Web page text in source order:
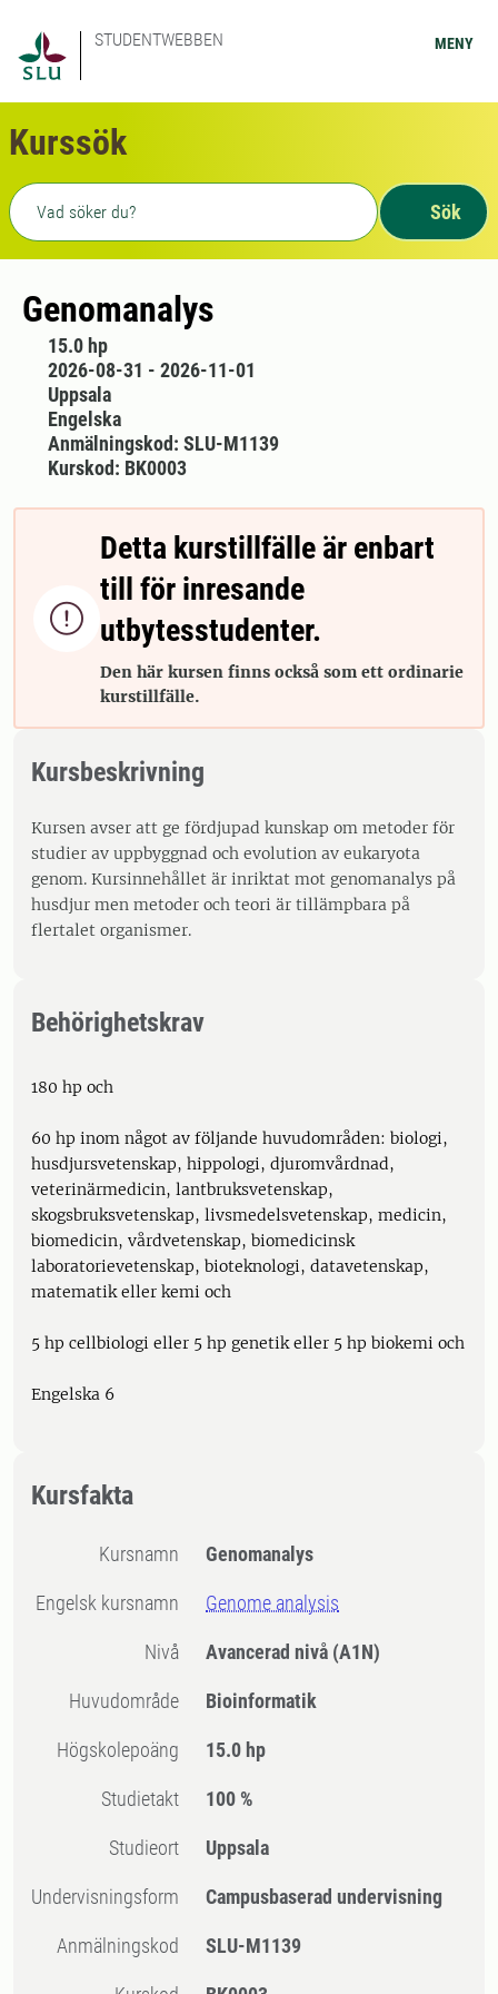
STUDENTWEBBEN MENY
Kurssök
Fritext sökning
Sök
Genomanalys
15.0 hp
2026-08-31 - 2026-11-01
Uppsala
Engelska
Anmälningskod: SLU-M1139
Kurskod: BK0003

Detta kurstillfälle är enbart
till för inresande
utbytesstudenter.
Den här kursen finns också som ett ordinarie
kurstillfälle.
Kursbeskrivning
Kursen avser att ge fördjupad kunskap om metoder för
studier av uppbyggnad och evolution av eukaryota
genom. Kursinnehållet är inriktat mot genomanalys på
husdjur men metoder och teori är tillämpbara på
flertalet organismer.
Behörighetskrav
180 hp och
60 hp inom något av följande huvudområden: biologi,
husdjursvetenskap, hippologi, djuromvårdnad,
veterinärmedicin, lantbruksvetenskap,
skogsbruksvetenskap, livsmedelsvetenskap, medicin,
biomedicin, vårdvetenskap, biomedicinsk
laboratorievetenskap, bioteknologi, datavetenskap,
matematik eller kemi och
5 hp cellbiologi eller 5 hp genetik eller 5 hp biokemi och
Engelska 6
Kursfakta
Kursnamn Genomanalys
Engelsk kursnamn Genome analysis
Nivå Avancerad nivå (A1N)
Huvudområde Bioinformatik
högskolepoäng 15.0 hp
Studietakt 100 %
Studieort Uppsala
Undervisningsform Campusbaserad undervisning
Anmälningskod SLU-M1139